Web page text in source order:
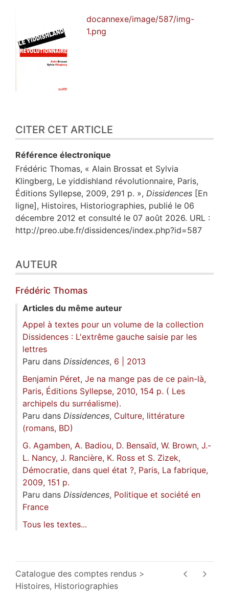
docannexe/image/587/img-
1.png
CITER CET ARTICLE
Référence électronique
Frédéric Thomas, « Alain Brossat et Sylvia
Klingberg, Le yiddishland révolutionnaire, Paris,
Éditions Syllepse, 2009, 291 p. », Dissidences [En
ligne], Histoires, Historiographies, publié le 06
décembre 2012 et consulté le 07 août 2026. URL :
http://preo.ube.fr/dissidences/index.php?id=587
AUTEUR
Frédéric Thomas
Articles du même auteur
Appel à textes pour un volume de la collection
Dissidences : L'extrême gauche saisie par les
lettres
Paru dans Dissidences, 6 | 2013
Benjamin Péret, Je na mange pas de ce pain-là,
Paris, Éditions Syllepse, 2010, 154 p. ( Les
archipels du surréalisme).
Paru dans Dissidences, Culture, littérature
(romans, BD)
G. Agamben, A. Badiou, D. Bensaïd, W. Brown, J.-
L. Nancy, J. Rancière, K. Ross et S. Zizek,
Démocratie, dans quel état ?, Paris, La fabrique,
2009, 151 p.
Paru dans Dissidences, Politique et société en
France
Tous les textes...
Catalogue des comptes rendus
Histoires, Historiographies